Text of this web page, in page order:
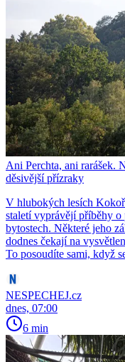
Ani Perchta, ani rarášek.
děsivější přízraky
V hlubokých lesích
staletí vyprávějí příběhy
bytostech. Některé jeho
dodnes čekají na
To posoudíte sami, když
NESPECHEJ.cz
dnes, 07:00
6 min